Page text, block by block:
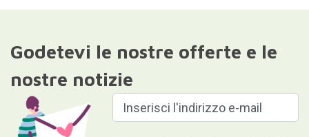
Godetevi le nostre offerte e le
nostre notizie